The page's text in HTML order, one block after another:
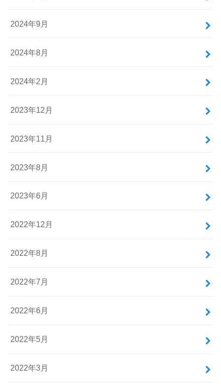
2024年9月
2024年8月
2024年2月
2023年12月
2023年11月
2023年8月
2023年6月
2022年12月
2022年8月
2022年7月
2022年6月
2022年5月
2022年3月